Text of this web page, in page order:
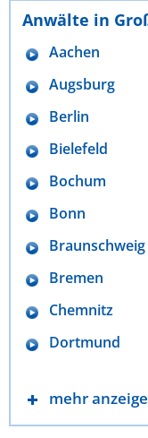
Anwälte in
Aachen
Augsburg
Berlin
Bielefeld
Bochum
Bonn
Braunschweig
Bremen
Chemnitz
Dortmund
mehr